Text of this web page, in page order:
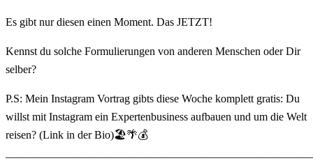
Es gibt nur diesen einen Moment. Das JETZT!
Kennst du solche Formulierungen von anderen Menschen oder Dir
selber?
P.S: Mein Instagram Vortrag gibts diese Woche komplett gratis: Du
willst mit Instagram ein Expertenbusiness aufbauen und um die Welt
reisen? (Link in der Bio)🏖️🌴💰